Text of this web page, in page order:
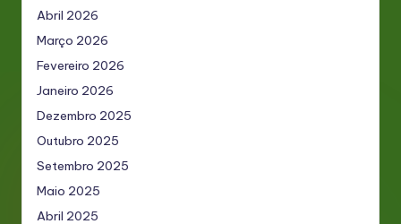
Abril 2026
Março 2026
Fevereiro 2026
Janeiro 2026
Dezembro 2025
Outubro 2025
Setembro 2025
Maio 2025
Abril 2025